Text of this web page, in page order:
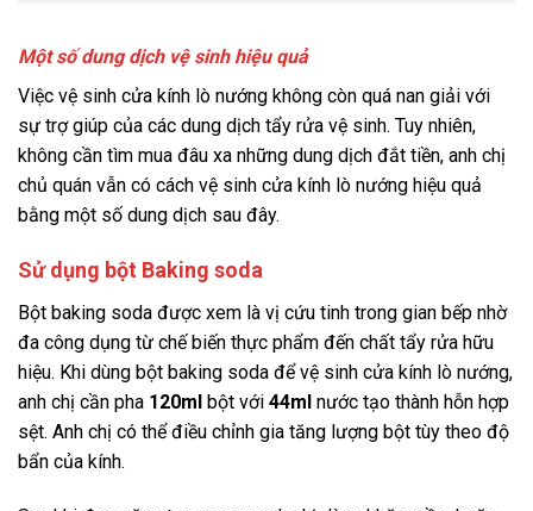
Một số dung dịch vệ sinh hiệu quả
Việc vệ sinh cửa kính lò nướng không còn quá nan giải với
sự trợ giúp của các dung dịch tẩy rửa vệ sinh. Tuy nhiên,
không cần tìm mua đâu xa những dung dịch đắt tiền, anh chị
chủ quán vẫn có cách vệ sinh cửa kính lò nướng hiệu quả
bằng một số dung dịch sau đây.
Sử dụng bột Baking soda
Bột baking soda được xem là vị cứu tinh trong gian bếp nhờ
đa công dụng từ chế biến thực phẩm đến chất tẩy rửa hữu
hiệu. Khi dùng bột baking soda để vệ sinh cửa kính lò nướng,
anh chị cần pha 120ml bột với 44ml nước tạo thành hỗn hợp
sệt. Anh chị có thể điều chỉnh gia tăng lượng bột tùy theo độ
bẩn của kính.